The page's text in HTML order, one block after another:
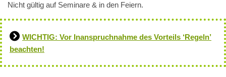
Nicht gültig auf Seminare & in den Feiern.
WICHTIG: Vor Inanspruchnahme des Vorteils ‘Regeln’
beachten!